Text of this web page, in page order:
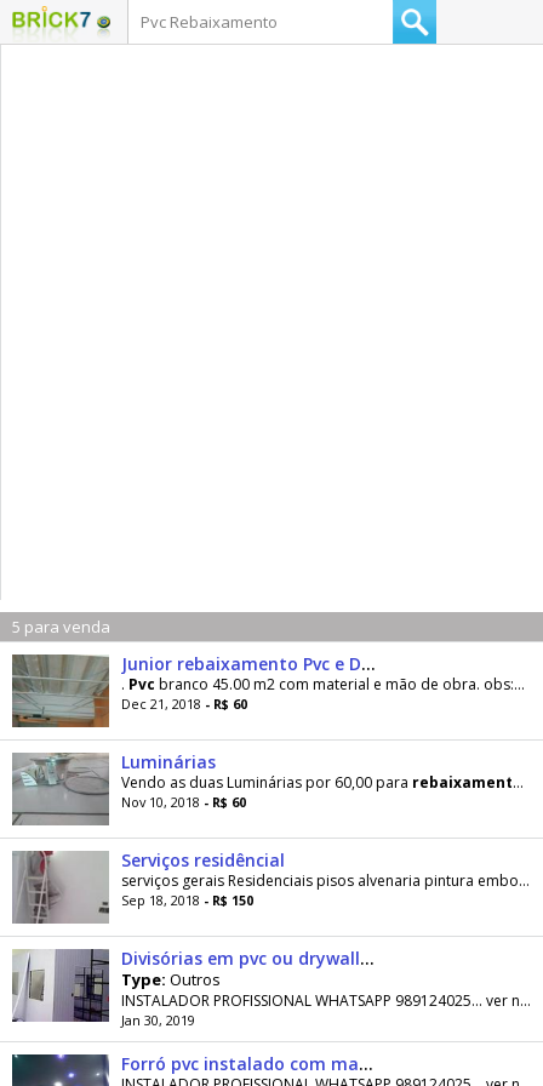
5 para venda
Junior rebaixamento Pvc e Drywall zap 21 995967220
. Pvc branco 45.00 m2 com material e mão de obra. obs:Pvc colorido apart de 70.00m2 Obs:em local
Dec 21, 2018 - R$ 60
Luminárias
Vendo as duas Luminárias por 60,00 para rebaixamento
Nov 10, 2018 - R$ 60
Serviços residêncial
serviços gerais Residenciais pisos alvenaria pintura embolso
Sep 18, 2018 - R$ 150
Divisórias em pvc ou drywall parcelado no cartão
Type: Outros
INSTALADOR PROFISSIONAL WHATSAPP 989124025... ver número FIXO VIVO 3807-3979 CELULAR (OI) 989124025... ver número MANDE SUAS MEDIDAS PELO...
Jan 30, 2019
Forró pvc instalado com material 10x sem juros no cartão